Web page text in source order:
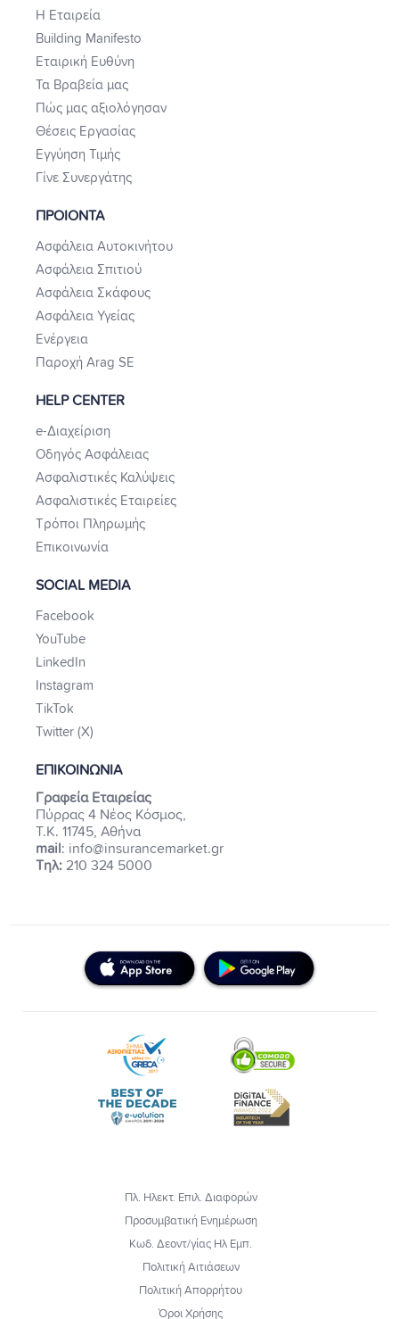
Η Εταιρεία
Building Manifesto
Εταιρική Ευθύνη
Τα Βραβεία μας
Πώς μας αξιολόγησαν
Θέσεις Εργασίας
Εγγύηση Τιμής
Γίνε Συνεργάτης
ΠΡΟΙΟΝΤΑ
Ασφάλεια Αυτοκινήτου
Ασφάλεια Σπιτιού
Ασφάλεια Σκάφους
Ασφάλεια Υγείας
Ενέργεια
Παροχή Arag SE
HELP CENTER
e-Διαχείριση
Οδηγός Ασφάλειας
Ασφαλιστικές Καλύψεις
Ασφαλιστικές Εταιρείες
Τρόποι Πληρωμής
Επικοινωνία
SOCIAL MEDIA
Facebook
YouTube
LinkedIn
Instagram
TikTok
Twitter (X)
ΕΠΙΚΟΙΝΩΝΙΑ
Γραφεία Εταιρείας
Πύρρας 4 Νέος Κόσμος,
Τ.Κ. 11745, Αθήνα
mail: info@insurancemarket.gr
Τηλ: 210 324 5000
Πλ. Ηλεκτ. Επιλ. Διαφορών
Προσυμβατική Ενημέρωση
Κωδ. Δεοντ/γίας Ηλ Εμπ.
Πολιτική Αιτιάσεων
Πολιτική Απορρήτου
Όροι Χρήσης